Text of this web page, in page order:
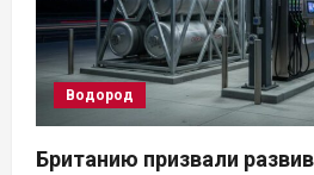
Водород
Британию призвали